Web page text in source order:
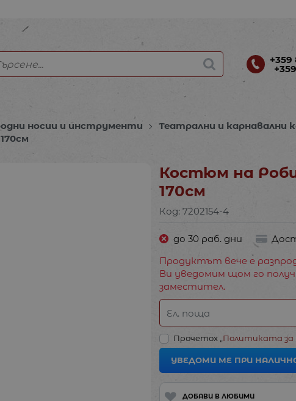
+359
носии и инструменти Театрални и карнавални
Костюм на
170см
Код: 7202154-4
до 30 раб. дни
Продуктът вече е
Ви уведомим щом го
заместител.
Ел. поща
Прочетох „ Политиката за
УВЕДОМИ МЕ ПРИ
ДОБАВИ В ЛЮБИМИ